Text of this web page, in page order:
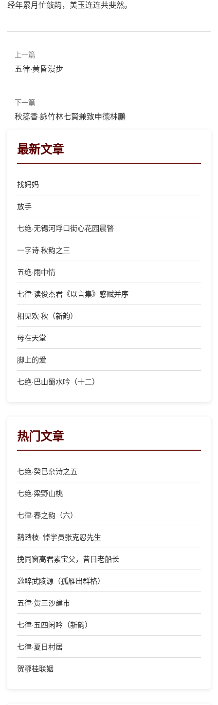
经年累月忙敲韵，美玉连连共斐然。
上一篇
五律·黄昏漫步
下一篇
秋蕊香·詠竹林七賢兼致申德林鵬
最新文章
找妈妈
放手
七绝·无锡河垺口街心花园晨瞥
一字诗·秋韵之三
五绝·雨中情
七律·读俊杰君《以言集》感赋并序
相见欢·秋（新韵）
母在天堂
脚上的爱
七绝·巴山蜀水吟（十二）
热门文章
七绝·癸巳杂诗之五
七绝·梁野山桃
七律·春之韵（六）
鹊踏枝· 悼学员张克忍先生
挽同窗高君素宝父，昔日老船长
邀醉武陵源（孤雁出群格）
五律·贺三沙建市
七律·五四闲吟（新韵）
七律·夏日村居
贺鄂桂联姻